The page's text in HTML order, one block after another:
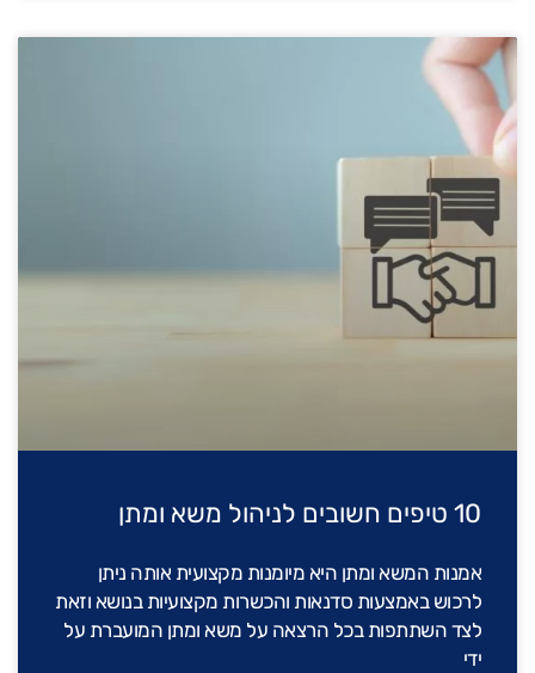
10 טיפים חשובים לניהול משא ומתן
אמנות המשא ומתן היא מיומנות מקצועית אותה ניתן
לרכוש באמצעות סדנאות והכשרות מקצועיות בנושא וזאת
לצד השתתפות בכל הרצאה על משא ומתן המועברת על
ידי